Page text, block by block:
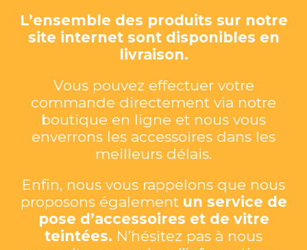
L’ensemble des produits sur notre
site internet sont disponibles en
livraison.
Vous pouvez effectuer votre
commande directement via notre
boutique en ligne et nous vous
enverrons les accessoires dans les
meilleurs délais.
Enfin, nous vous rappelons que nous
proposons également un service de
pose d’accessoires et de vitre
teintées. N’hésitez pas à nous